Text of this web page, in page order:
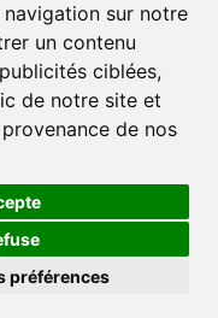
sur notre
un contenu
ciblées,
de notre site et
de nos
préférences